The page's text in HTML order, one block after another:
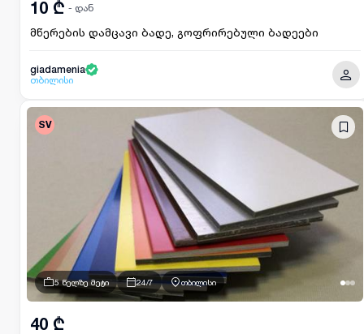
მწერების დამცავი ბადე, გოფრირებული ბადეები
10 ₾ - დან
giadamenia
თბილისი
SV
5 წელზე მეტი 24/7 თბილისი
40 ₾